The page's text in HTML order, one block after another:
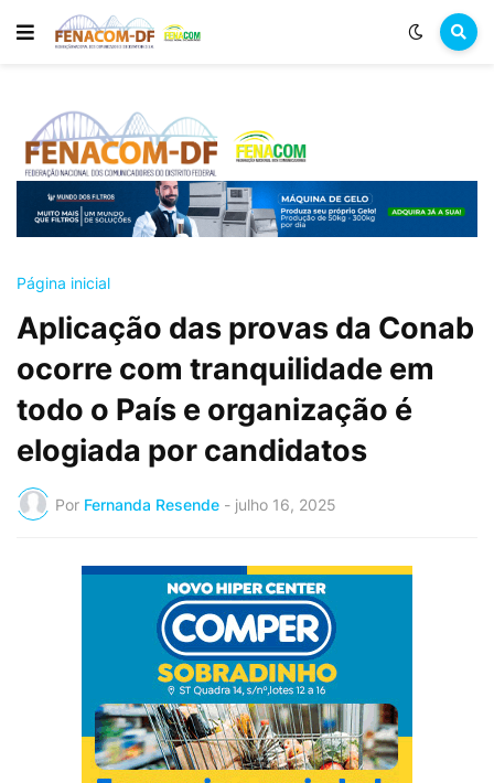
Página inicial
Aplicação das provas da Conab
ocorre com tranquilidade em
todo o País e organização é
elogiada por candidatos
Por Fernanda Resende - julho 16, 2025